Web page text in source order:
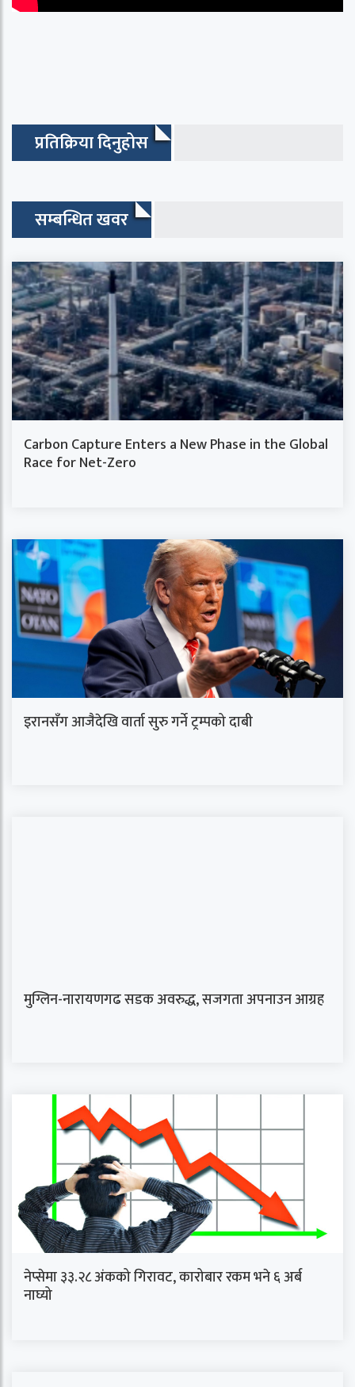
प्रतिक्रिया दिनुहोस
सम्बन्धित खवर
Carbon Capture Enters a New Phase in the Global
Race for Net-Zero
इरानसँग आजैदेखि वार्ता सुरु गर्ने ट्रम्पको दाबी
मुग्लिन-नारायणगढ सडक अवरुद्ध, सजगता अपनाउन आग्रह
नेप्सेमा ३३.२८ अंकको गिरावट, कारोबार रकम भने ६ अर्ब
नाघ्यो